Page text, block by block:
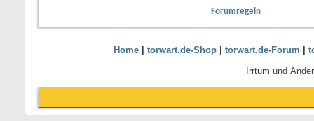
Forumregeln
Home| torwart.de-Shop| torwart.de-Forum
Irrtum und